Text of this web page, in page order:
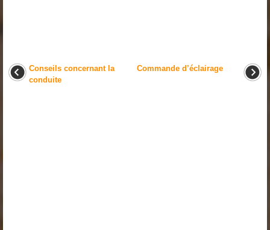
Conseils concernant la
conduite
Commande d’éclairage